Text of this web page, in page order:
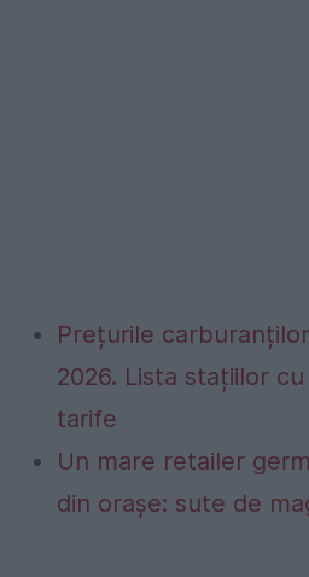
Prețurile
2026. Lista stațiilor
tarife
Un mare retailer
din orașe: sute de